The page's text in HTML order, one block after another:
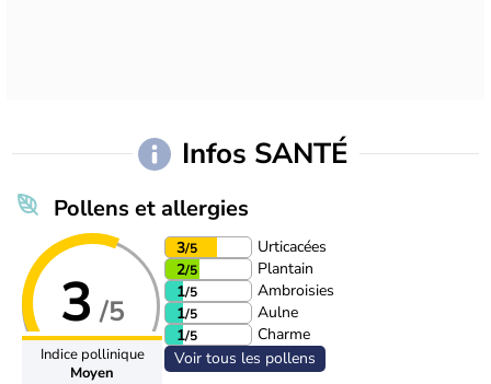
Infos SANTÉ
Pollens et allergies
3 /5
Indice pollinique
Moyen
3/5
Urticacées
2/5
Plantain
1/5
Ambroisies
1/5
Aulne
1/5
Charme
Voir tous les pollens